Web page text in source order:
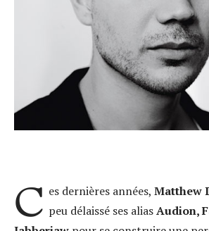
C es dernières années, Matthew
peu délaissé ses aliasAudion,